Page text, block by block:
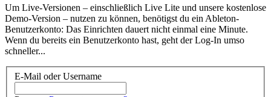
Um Live-Versionen – einschließlich Live Lite und unsere kostenlose
Demo-Version – nutzen zu können, benötigst du ein Ableton-
Benutzerkonto: Das Einrichten dauert nicht einmal eine Minute.
Wenn du bereits ein Benutzerkonto hast, geht der Log-In umso
schneller...
E-Mail oder Username